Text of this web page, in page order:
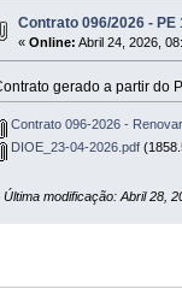
Contrato 096/2026 - PE
«Online: Abril 24, 2026,
gerado a partir do
Contrato 096-2026 -
DIOE_23-04-2026.pdf
Última modificação: Abril 28,